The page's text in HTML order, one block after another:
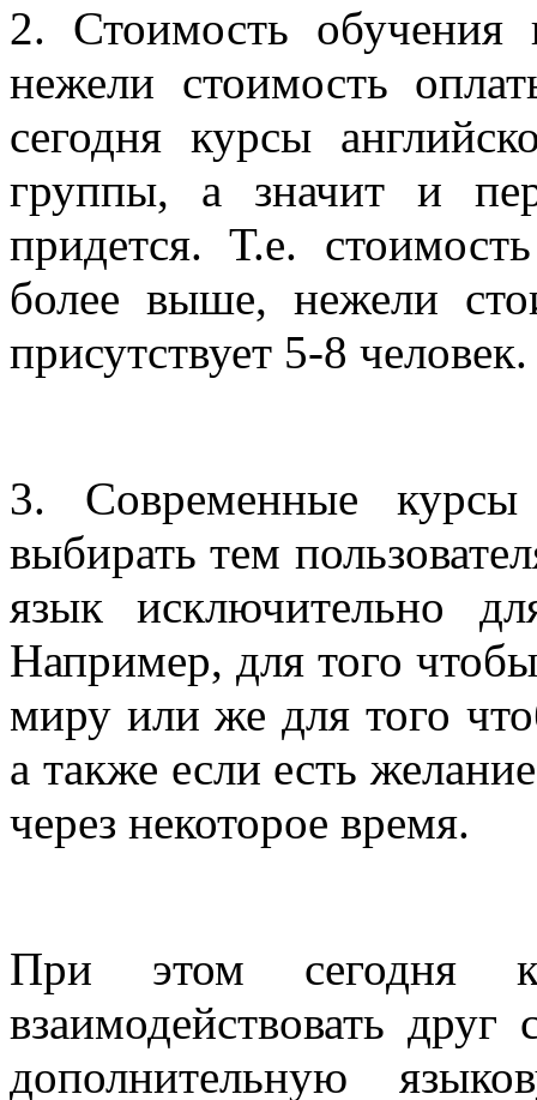
2. Стоимость обучения
нежели стоимость
сегодня курсы
группы, а значит и
придется. Т.е.
более выше, нежели
присутствует 5-8 человек.
3. Современные курсы
выбирать тем
язык исключительно
Например, для того
миру или же для того
а также если есть
через некоторое время.
При этом сегодня
взаимодействовать
дополнительную